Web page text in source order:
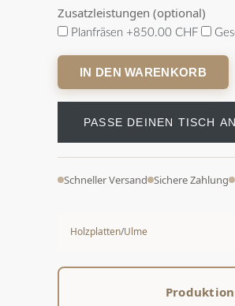
Zusatzleistungen (optional)
Planfräsen +850.00 CHF
IN DEN WARENKORB
PASSE DEINEN TISCH AN
Schneller Versand Sichere Zahlung
Holzplatten/Ulme